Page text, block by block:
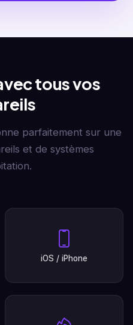
tous vos
parfaitement sur une
et de systèmes
iOS / iPhone